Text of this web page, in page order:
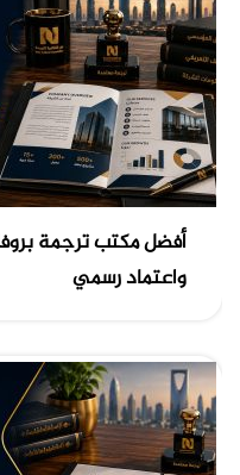
أفضل مكتب ترجمة
واعتماد رسمي